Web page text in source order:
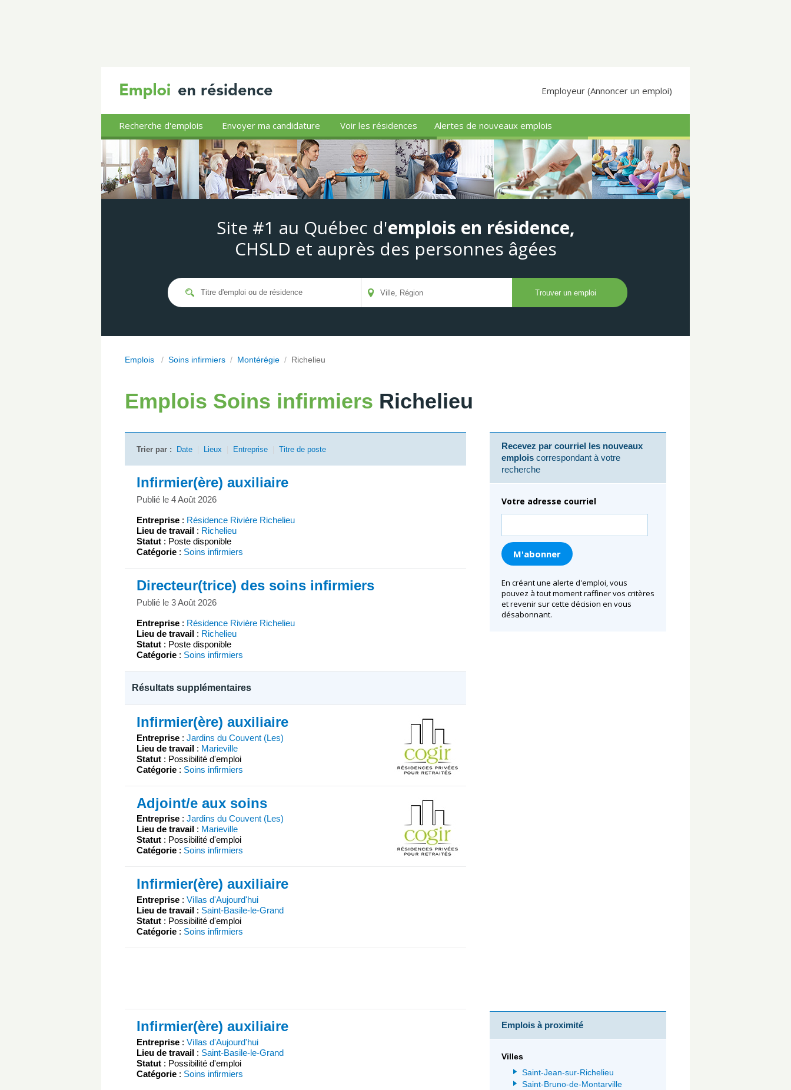
Employeur (Annoncer un emploi)
Recherche d'emplois Envoyer ma candidature Voir les résidences Alertes de nouveaux emplois
Site #1 au Québec d'emplois en résidence,
CHSLD et auprès des personnes âgées
Emplois / Soins infirmiers / Montérégie / Richelieu
Emplois Soins infirmiers Richelieu
Trier par : Date Lieux Entreprise Titre de poste
Infirmier(ère) auxiliaire
Publié le 4 Août 2026
Entreprise : Résidence Rivière Richelieu
Lieu de travail : Richelieu
Statut : Poste disponible
Catégorie : Soins infirmiers
Directeur(trice) des soins infirmiers
Publié le 3 Août 2026
Entreprise : Résidence Rivière Richelieu
Lieu de travail : Richelieu
Statut : Poste disponible
Catégorie : Soins infirmiers
Résultats supplémentaires
Infirmier(ère) auxiliaire
Entreprise : Jardins du Couvent (Les)
Lieu de travail : Marieville
Statut : Possibilité d'emploi
Catégorie : Soins infirmiers
Adjoint/e aux soins
Entreprise : Jardins du Couvent (Les)
Lieu de travail : Marieville
Statut : Possibilité d'emploi
Catégorie : Soins infirmiers
Infirmier(ère) auxiliaire
Entreprise : Villas d'Aujourd'hui
Lieu de travail : Saint-Basile-le-Grand
Statut : Possibilité d'emploi
Catégorie : Soins infirmiers
Infirmier(ère) auxiliaire
Entreprise : Villas d'Aujourd'hui
Lieu de travail : Saint-Basile-le-Grand
Statut : Possibilité d'emploi
Catégorie : Soins infirmiers
Recevez par courriel les nouveaux
emplois correspondant à votre
recherche
Votre adresse courriel
En créant une alerte d'emploi, vous
pouvez à tout moment raffiner vos critères
et revenir sur cette décision en vous
désabonnant.
Emplois à proximité
Villes
Saint-Jean-sur-Richelieu
Saint-Bruno-de-Montarville